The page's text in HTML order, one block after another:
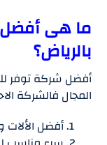
ما هى
بالرياض؟
أفضل شركة توفر
المجال فالشركة
أفضل الألات